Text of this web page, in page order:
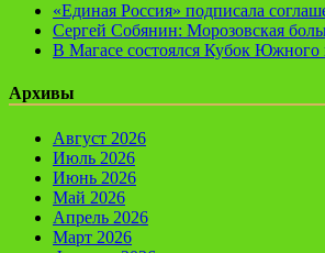
«Единая Россия» подписала
Сергей Собянин: Морозовская
В Магасе состоялся Кубок Южного
Архивы
Август 2026
Июль 2026
Июнь 2026
Май 2026
Апрель 2026
Март 2026